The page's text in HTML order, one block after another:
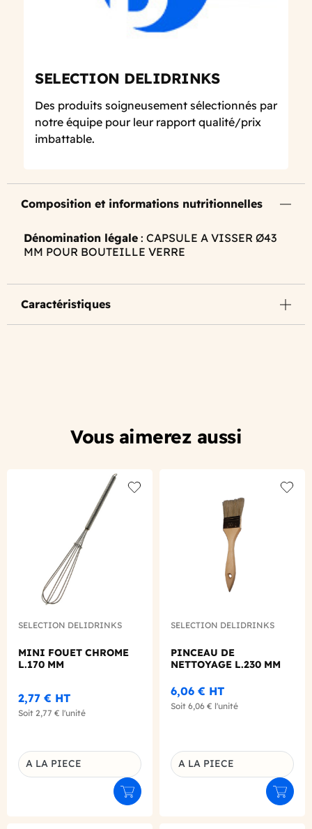
SELECTION DELIDRINKS
Des produits soigneusement sélectionnés par
notre équipe pour leur rapport qualité/prix
imbattable.
Composition et informations nutritionnelles
Dénomination légale : CAPSULE A VISSER Ø43
MM POUR BOUTEILLE VERRE
Caractéristiques
Vous aimerez aussi
SELECTION DELIDRINKS
MINI FOUET CHROME
L.170 MM
2,77 € HT
Soit 2,77 € l'unité
Déclinaison du produit
A LA PIECE
Ajouter au panier
SELECTION DELIDRINKS
PINCEAU DE
NETTOYAGE L.230 MM
6,06 € HT
Soit 6,06 € l'unité
Déclinaison du produit
A LA PIECE